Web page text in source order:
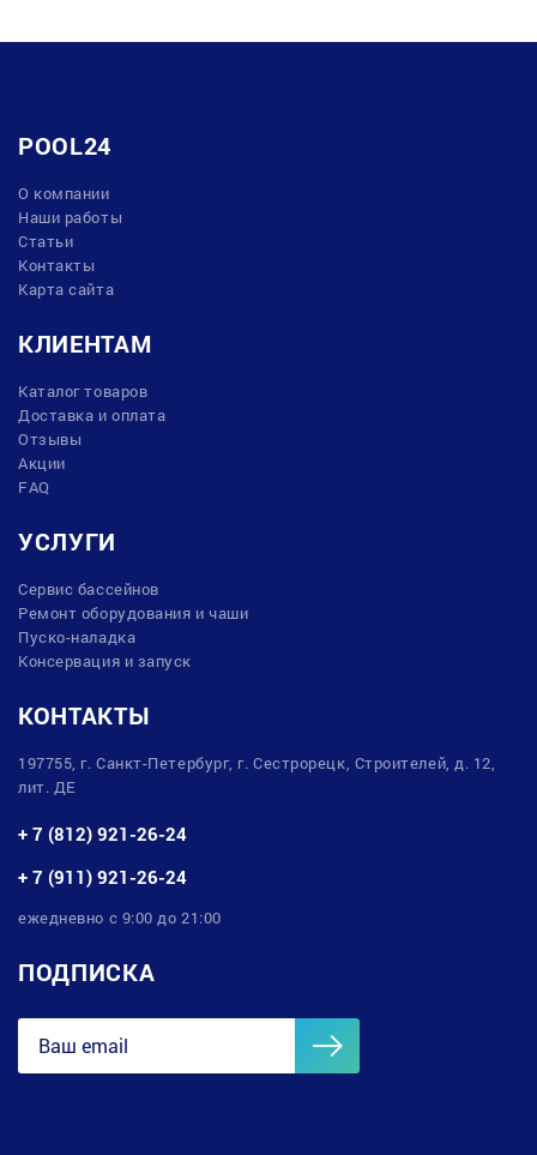
POOL24
О компании
Наши работы
Статьи
Контакты
Карта сайта
КЛИЕНТАМ
Каталог товаров
Доставка и оплата
Отзывы
Акции
FAQ
УСЛУГИ
Сервис бассейнов
Ремонт оборудования и чаши
Пуско-наладка
Консервация и запуск
КОНТАКТЫ
197755, г. Санкт-Петербург, г. Сестрорецк, Строителей, д. 12,
лит. ДЕ
+ 7 (812) 921-26-24
+ 7 (911) 921-26-24
ежедневно с 9:00 до 21:00
ПОДПИСКА